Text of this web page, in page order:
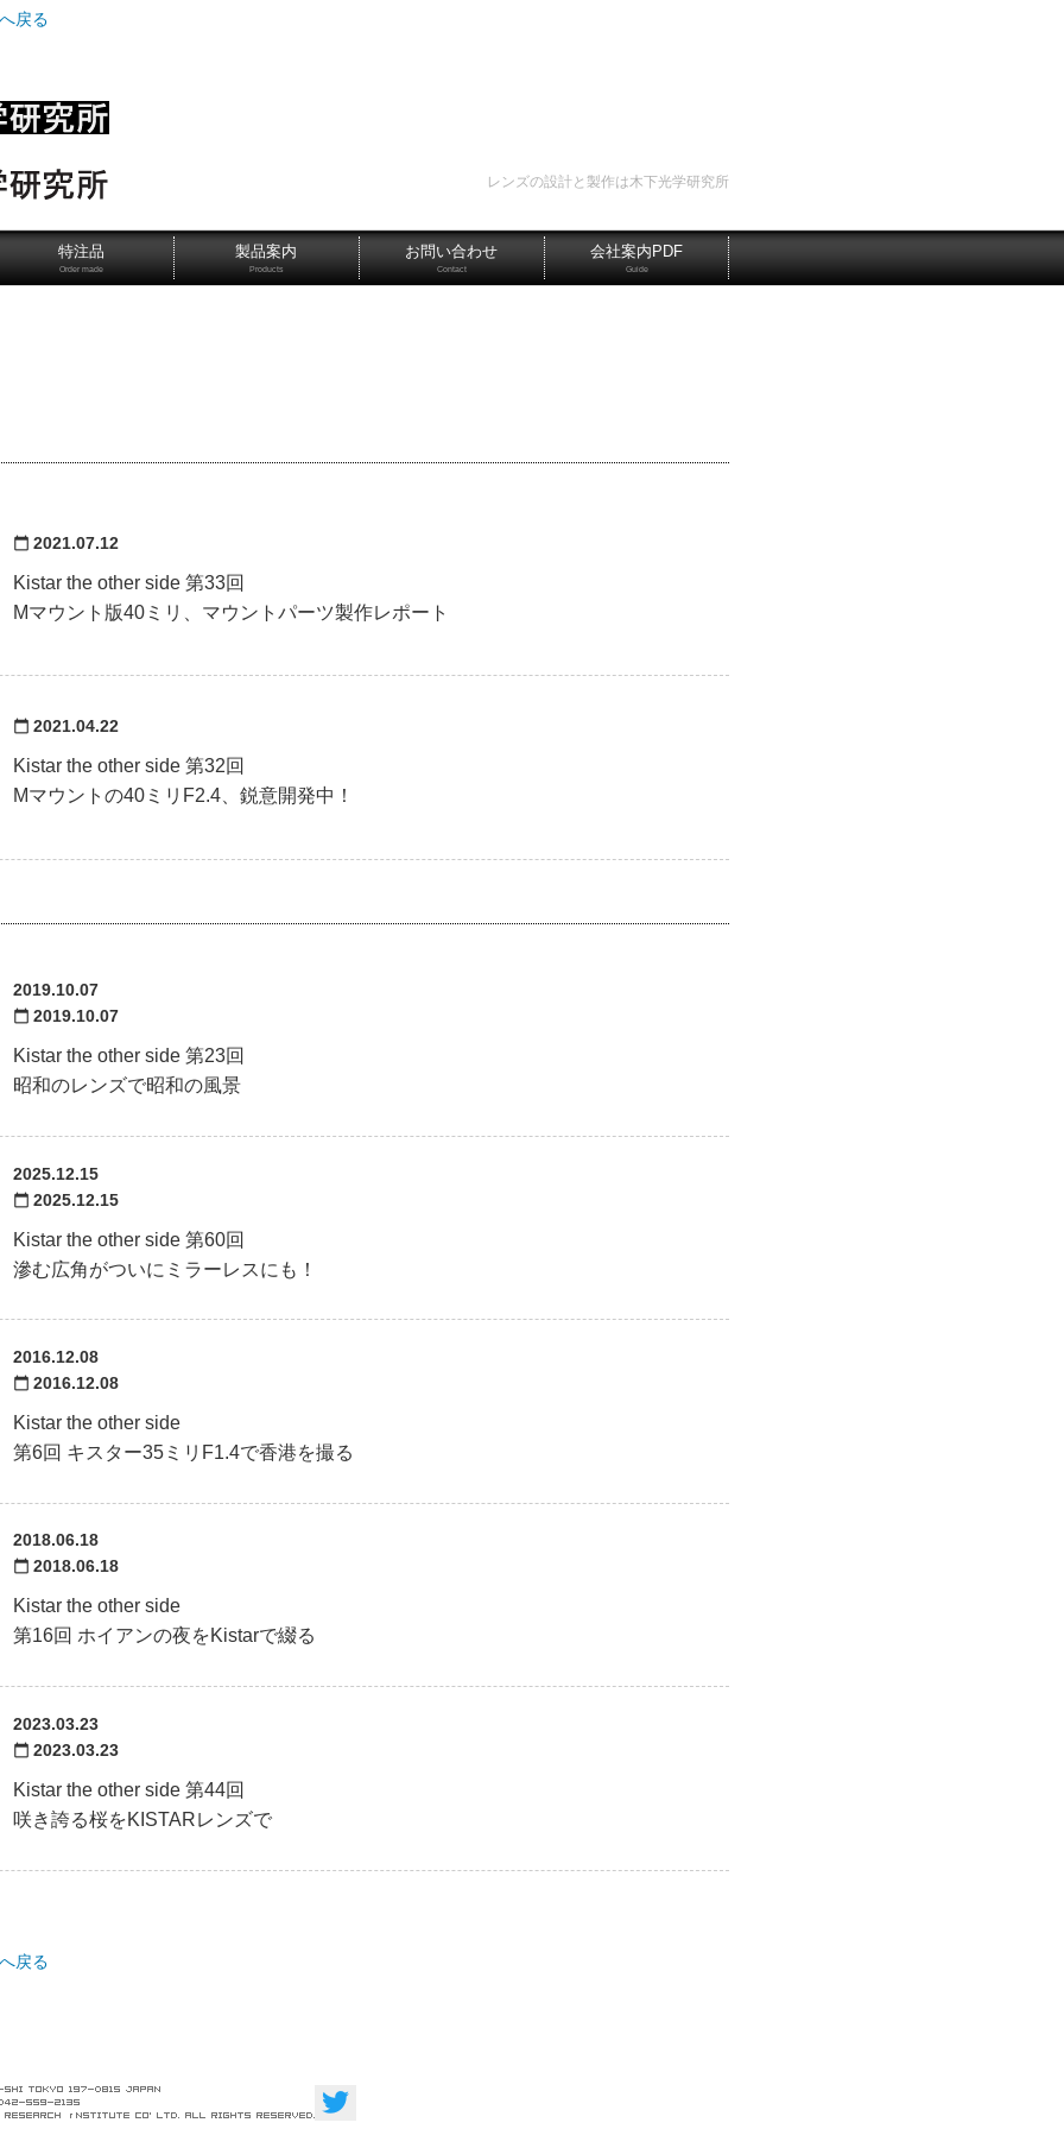
レンズの設計と製作は木下光学研究所
特注品
Order made
製品案内
Products
お問い合わせ
Contact
会社案内PDF
Guide
戻る
Kistar the other side 第33回
Mマウント版40ミリ、マウントパーツ製作レポート
calendar_today 2021.07.12
Kistar the other side 第32回
Mマウントの40ミリF2.4、鋭意開発中！
calendar_today 2021.04.22
2019.10.07
Kistar the other side 第23回
昭和のレンズで昭和の風景
calendar_today 2019.10.07
2025.12.15
Kistar the other side 第60回
滲む広角がついにミラーレスにも！
calendar_today 2025.12.15
2016.12.08
Kistar the other side
第6回 キスター35ミリF1.4で香港を撮る
calendar_today 2016.12.08
2018.06.18
Kistar the other side
第16回 ホイアンの夜をKistarで綴る
calendar_today 2018.06.18
2023.03.23
Kistar the other side 第44回
咲き誇る桜をKISTARレンズで
calendar_today 2023.03.23
戻る